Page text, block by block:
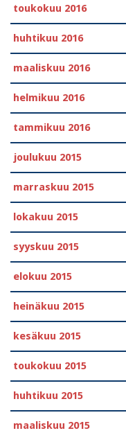
toukokuu 2016
huhtikuu 2016
maaliskuu 2016
helmikuu 2016
tammikuu 2016
joulukuu 2015
marraskuu 2015
lokakuu 2015
syyskuu 2015
elokuu 2015
heinäkuu 2015
kesäkuu 2015
toukokuu 2015
huhtikuu 2015
maaliskuu 2015